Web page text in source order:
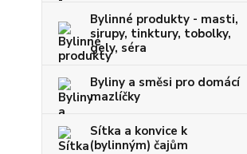
Bylinné produkty - masti,
sirupy, tinktury, tobolky,
gely, séra
Byliny a směsi pro domácí
mazlíčky
Sítka a konvice k
(bylinným) čajům